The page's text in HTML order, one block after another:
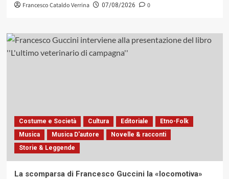
Francesco Cataldo Verrina 07/08/2026 0
Costume e Società Cultura Editoriale
Etno-Folk
Musica
Musica D'autore
Novelle & racconti
Storie & Leggende
La scomparsa di Francesco Guccini la «locomotiva»